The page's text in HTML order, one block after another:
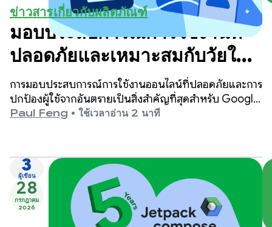
ข่าวสารเกี่ยวกับผลิตภัณฑ์
มอบประสบการณ์การใช้งานที่
ปลอดภัยและเหมาะสมกับวัยใน
Google Play
การมอบประสบการณ์การใช้งานออนไลน์ที่ปลอดภัยและการ
ปกป้องผู้ใช้จากอันตรายเป็นสิ่งสำคัญที่สุดสำหรับ Google
Play
Paul Feng • ใช้เวลาอ่าน 2 นาที
3
ผู้เขียน
28
กรกฎาคม
2026